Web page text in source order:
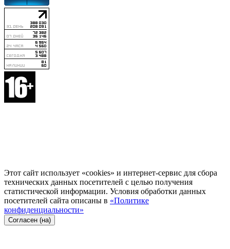
Этот сайт использует «cookies» и интернет-сервис для сбора
технических данных посетителей с целью получения
статистической информации. Условия обработки данных
посетителей сайта описаны в «Политике
конфиденциальности»
Согласен (на)